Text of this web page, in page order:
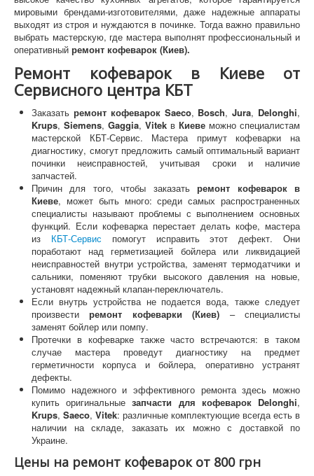
мировыми брендами-изготовителями, даже надежные аппараты
выходят из строя и нуждаются в починке. Тогда важно правильно
выбрать мастерскую, где мастера выполнят профессиональный и
оперативный ремонт кофеварок (Киев).
Ремонт кофеварок в Киеве от
Сервисного центра КБТ
Заказать ремонт кофеварок Saeco, Bosch,Jura, Delonghi,
Krups, Siemens, Gaggia, Vitek в Киеве можно специалистам
мастерской КБТ-Сервис. Мастера примут кофеварки на
диагностику, смогут предложить самый оптимальный вариант
починки неисправностей, учитывая сроки и наличие
запчастей.
Причин для того, чтобы заказатьремонт кофеварок в
Киеве, может быть много: среди самых распространенных
специалисты называют проблемы с выполнением основных
функций. Если кофеварка перестает делать кофе, мастера
из КБТ-Сервис помогут исправить этот дефект. Они
поработают над герметизацией бойлера или ликвидацией
неисправностей внутри устройства, заменят термодатчики и
сальники, поменяют трубки высокого давления на новые,
установят надежный клапан-переключатель.
Если внутрь устройства не подается вода, также следует
произвестиремонт кофеварки (Киев) – специалисты
заменят бойлер или помпу.
Протечки в кофеварке также часто встречаются: в таком
случае мастера проведут диагностику на предмет
герметичности корпуса и бойлера, оперативно устранят
дефекты.
Помимо надежного и эффективного ремонта здесь можно
купить оригинальныезапчасти для кофеварок Delonghi,
Krups, Saeco, Vitek: различные комплектующие всегда есть в
наличии на складе, заказать их можно с доставкой по
Украине.
Цены на ремонт кофеварок от 800 грн